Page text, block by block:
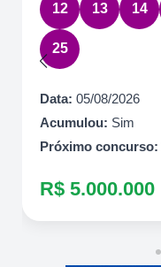
12 13 14
25
Data: 05/08/2026
Acumulou: Sim
Próximo concurso:
R$ 5.000.000